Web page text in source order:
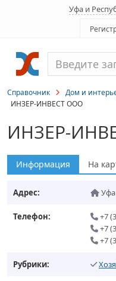
Уфа и
Справочник Дом и
ИНЗЕР-ИНВЕСТ ООО
ИНЗЕР-
Информация На
Адрес: Уфа
Телефон:
+7
+7
+7
Рубрики: